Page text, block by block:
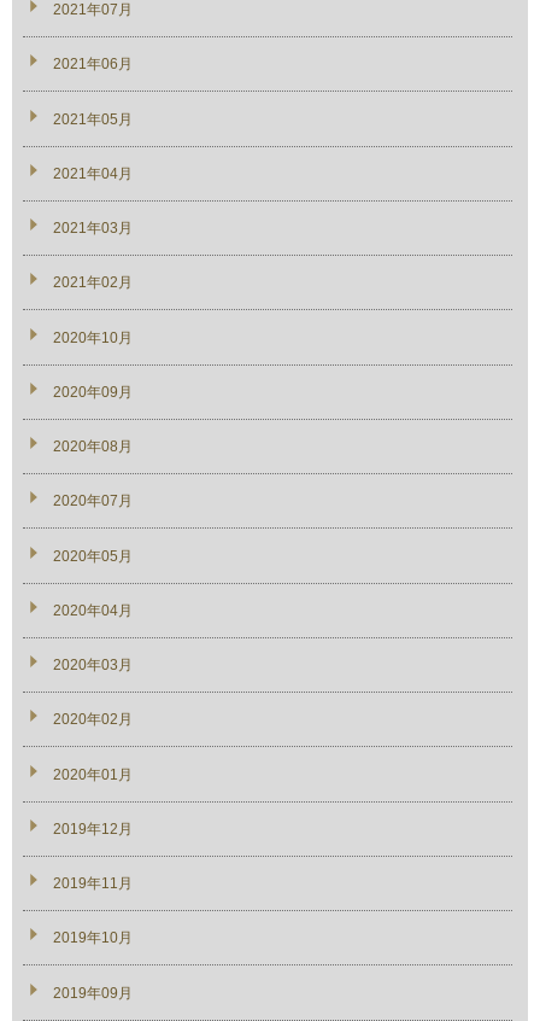
2021年07月
2021年06月
2021年05月
2021年04月
2021年03月
2021年02月
2020年10月
2020年09月
2020年08月
2020年07月
2020年05月
2020年04月
2020年03月
2020年02月
2020年01月
2019年12月
2019年11月
2019年10月
2019年09月